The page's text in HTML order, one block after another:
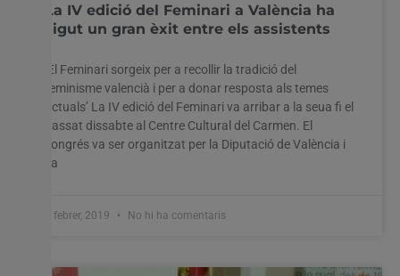
La IV edició del Feminari a València ha
sigut un gran èxit entre els assistents
‘El Feminari sorgeix per a recollir la tradició del
feminisme valencià i per a donar resposta als temes
actuals’ La IV edició del Feminari va arribar a la seua fi el
passat dissabte al Centre Cultural del Carmen. El
congrés va ser organitzat per la Diputació de València i
va
4 febrer, 2019 No hi ha comentaris